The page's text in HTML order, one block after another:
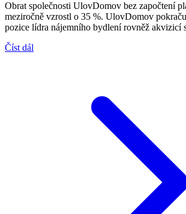
Obrat společnosti UlovDomov bez započtení
meziročně vzrostl o 35 %. UlovDomov
pozice lídra nájemního bydlení rovněž akvizicí
Číst dál